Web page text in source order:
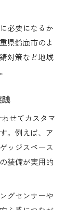
必要になるか
県鈴鹿市のよ
対策など地域
せてカスタマ
。例えば、ア
ッジスペース
装備が実用的
グセンサーや